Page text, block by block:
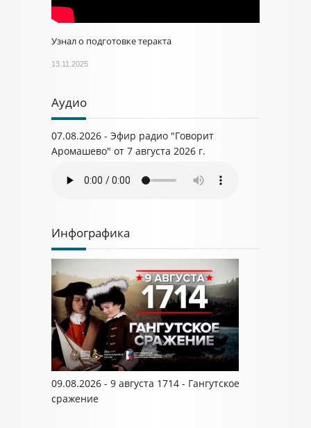
Узнал о подготовке теракта
13.11.2025
Аудио
07.08.2026 - Эфир радио "Говорит
Аромашево" от 7 августа 2026 г.
Инфографика
09.08.2026 - 9 августа 1714 - Гангутское
сражение